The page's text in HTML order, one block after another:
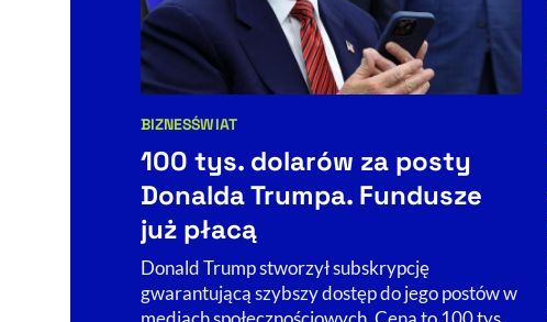
Kategorie artykułu:
BIZNESŚWIAT
100 tys. dolarów za posty
Donalda Trumpa. Fundusze
już płacą
Donald Trump stworzył subskrypcję
gwarantującą szybszy dostęp do jego postów w